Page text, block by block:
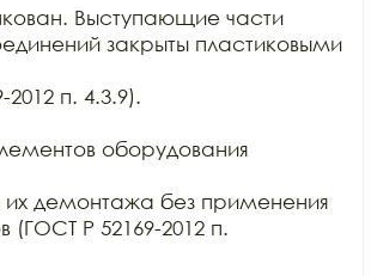
Выступающие части
закрыты пластиковыми
2012 п. 4.3.9).
оборудования
их демонтажа без применения
(ГОСТ Р 52169-2012 п.